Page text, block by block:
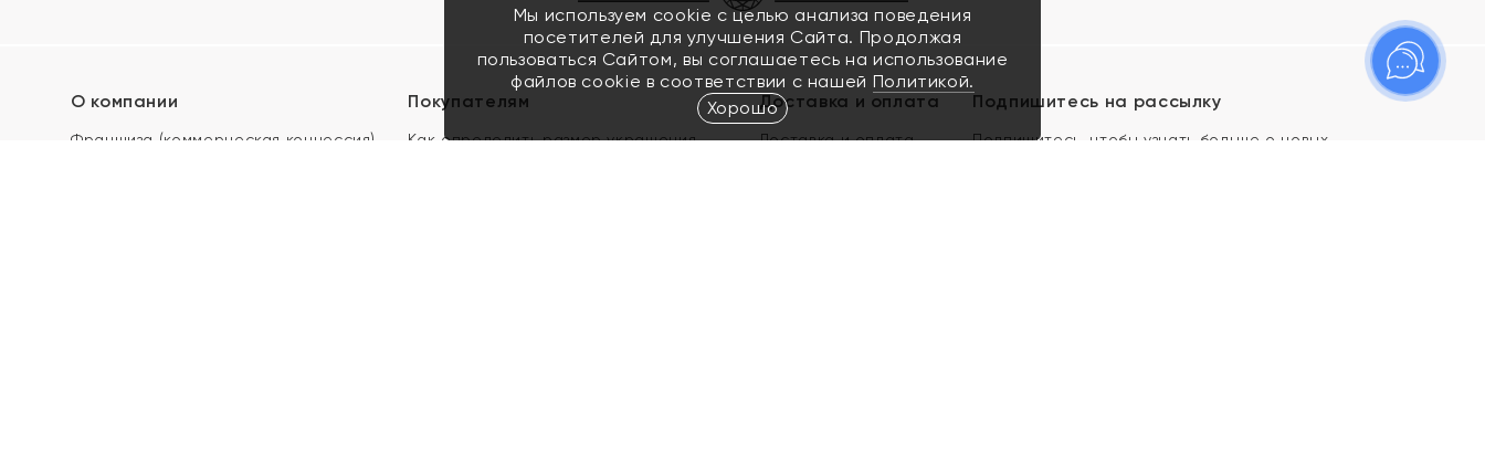
О компании
Франшиза (коммерческая концессия)
Покупателям
Как определить размер украшения
Доставка и оплата
Доставка и оплата
Подпишитесь на рассылку
Подпишитесь, чтобы узнать больше о новых
Мы используем cookie с целью анализа поведения
посетителей для улучшения Сайта. Продолжая
пользоваться Сайтом, вы соглашаетесь на использование
файлов cookie в соответствии с нашей Политикой.
Хорошо